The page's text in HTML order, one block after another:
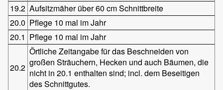
19.2 Aufsitzmäher über 60 cm Schnittbreite
20.0 Pflege 10 mal im Jahr
20.1 Pflege 10 mal im Jahr
20.2
Örtliche Zeitangabe für das Beschneiden von
großen Sträuchern, Hecken und auch Bäumen, die
nicht in 20.1 enthalten sind; incl. dem Beseitigen
des Schnittgutes.